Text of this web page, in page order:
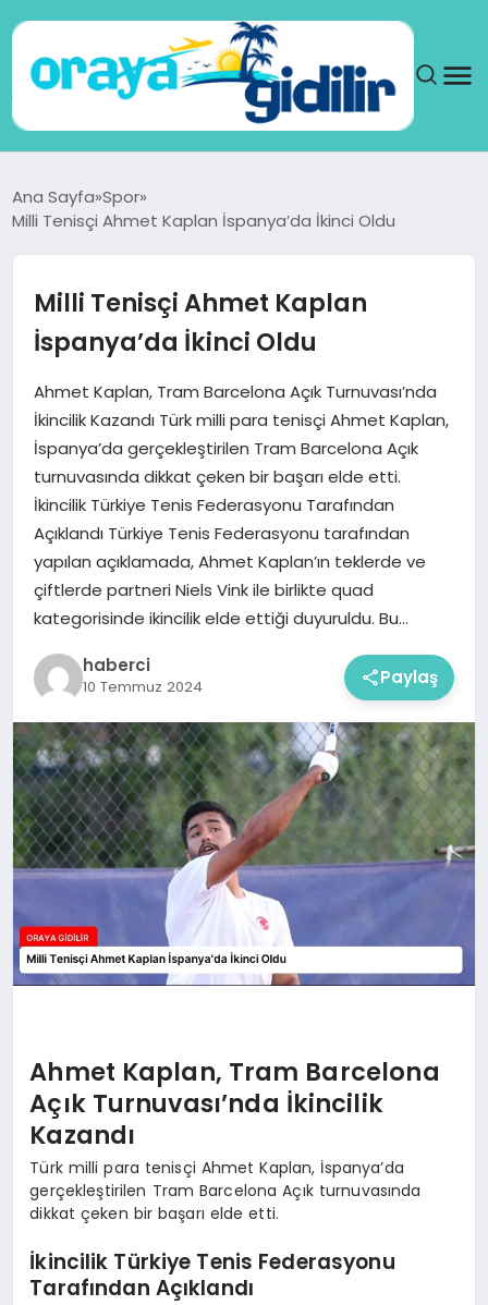
DÜNYA
SEYAHAT
TEKNOLOJI
YAŞAM
Ana Sayfa Spor
Milli Tenisçi Ahmet Kaplan İspanya’da İkinci Oldu
Milli Tenisçi Ahmet Kaplan
İspanya’da İkinci Oldu
Ahmet Kaplan, Tram Barcelona Açık Turnuvası’nda
İkincilik Kazandı Türk milli para tenisçi Ahmet Kaplan,
İspanya’da gerçekleştirilen Tram Barcelona Açık
turnuvasında dikkat çeken bir başarı elde etti.
İkincilik Türkiye Tenis Federasyonu Tarafından
Açıklandı Türkiye Tenis Federasyonu tarafından
yapılan açıklamada, Ahmet Kaplan’ın teklerde ve
çiftlerde partneri Niels Vink ile birlikte quad
kategorisinde ikincilik elde ettiği duyuruldu. Bu…
haberci
10 Temmuz 2024 Paylaş
Ahmet Kaplan, Tram Barcelona
Açık Turnuvası’nda İkincilik
Kazandı
Türk milli para tenisçi Ahmet Kaplan, İspanya’da
gerçekleştirilen Tram Barcelona Açık turnuvasında
dikkat çeken bir başarı elde etti.
İkincilik Türkiye Tenis Federasyonu
Tarafından Açıklandı